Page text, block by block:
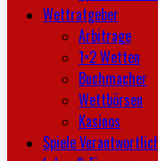
Wettratgeber
Arbitrage
1×2 Wetten
Buchmacher
Wettbörsen
Kasinos
Spiele